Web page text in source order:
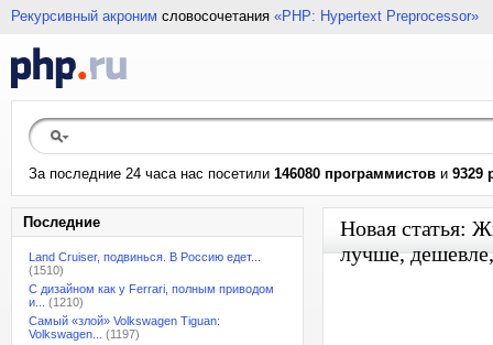
Рекурсивный акроним словосочетания «PHP: Hypertext Preprocessor»
За последние 24 часа нас посетили 146080 программистов и 9329
Последние
Land Cruiser, подвинься. В Россию едет...
(1510)
С дизайном как у Ferrari, полным приводом
и...
(1210)
Самый «злой» Volkswagen Tiguan:
Volkswagen...
(1197)
Новая статья:
лучше,